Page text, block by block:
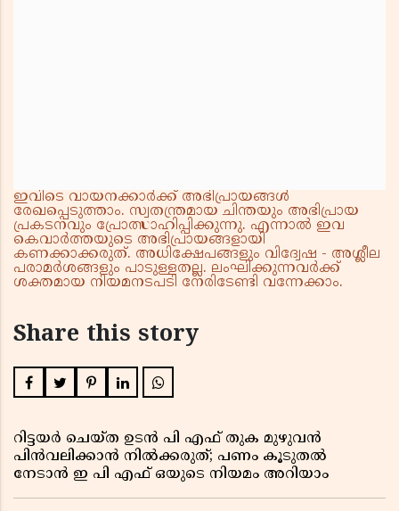
ഇവിടെ വായനക്കാർക്ക് അഭിപ്രായങ്ങൾ
രേഖപ്പെടുത്താം. സ്വതന്ത്രമായ ചിന്തയും അഭിപ്രായ
പ്രകടനവും പ്രോത്സാഹിപ്പിക്കുന്നു. എന്നാൽ ഇവ
കെവാർത്തയുടെ അഭിപ്രായങ്ങളായി
കണക്കാക്കരുത്. അധിക്ഷേപങ്ങളും വിദ്വേഷ - അശ്ലീല
പരാമർശങ്ങളും പാടുള്ളതല്ല. ലംഘിക്കുന്നവർക്ക്
ശക്തമായ നിയമനടപടി നേരിടേണ്ടി വന്നേക്കാം.
Share this story
റിട്ടയർ ചെയ്ത ഉടൻ പി എഫ് തുക മുഴുവൻ
പിൻവലിക്കാൻ നിൽക്കരുത്; പണം കൂടുതൽ
നേടാൻ ഇ പി എഫ് ഒയുടെ നിയമം അറിയാം